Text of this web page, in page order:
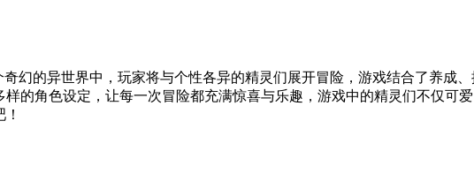
幻的异世界中，玩家将与个性各异的精灵们展开冒险，游戏结合了养成
的角色设定，让每一次冒险都充满惊喜与乐趣，游戏中的精灵们不仅可